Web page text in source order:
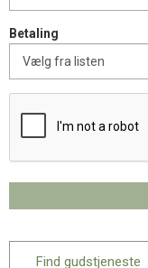
Betaling
Find gudstjeneste